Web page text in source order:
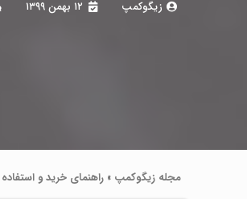
زیگوکمپ ۱۲ بهمن ۱۳۹۹
مجله زیگوکمپ » راهنمای خرید و